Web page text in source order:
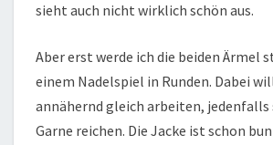
sieht auch nicht wirklich schön aus.
Aber erst werde ich die beiden Ärmel
einem Nadelspiel in Runden. Dabei
annähernd gleich arbeiten, jedenfalls
Garne reichen. Die Jacke ist schon